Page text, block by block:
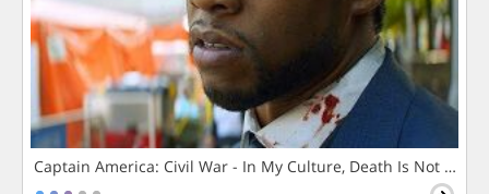
Captain America: Civil War - In My Culture, Death Is Not The